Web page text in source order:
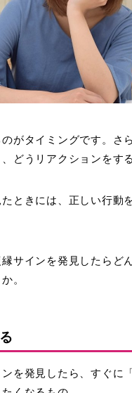
がタイミングです。さ
どうリアクションをす
ときには、正しい行動
サインを発見したらど
。
を発見したら、すぐに